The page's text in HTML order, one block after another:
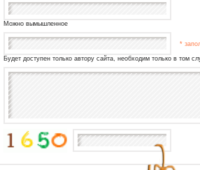
Можно вымышленное
*
Будет доступен только автору сайта, необходим только в том